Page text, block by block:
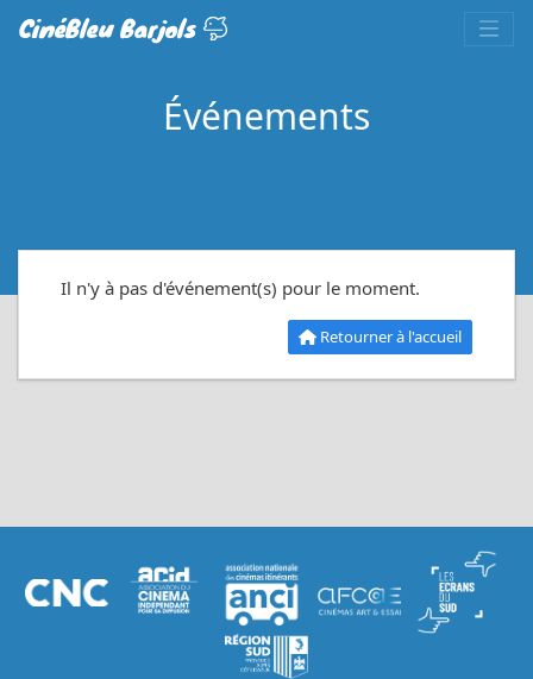
CinéBleu Barjols
Événements
Il n'y à pas d'événement(s) pour le moment.
Retourner à l'accueil